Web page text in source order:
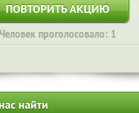
ПОВТОРИТЬ АКЦИЮ
Человек проголосовало: 1
найти